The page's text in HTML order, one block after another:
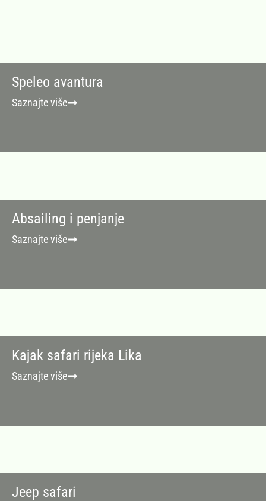
Speleo avantura
Saznajte više
Absailing i penjanje
Saznajte više
Kajak safari rijeka Lika
Saznajte više
Jeep safari